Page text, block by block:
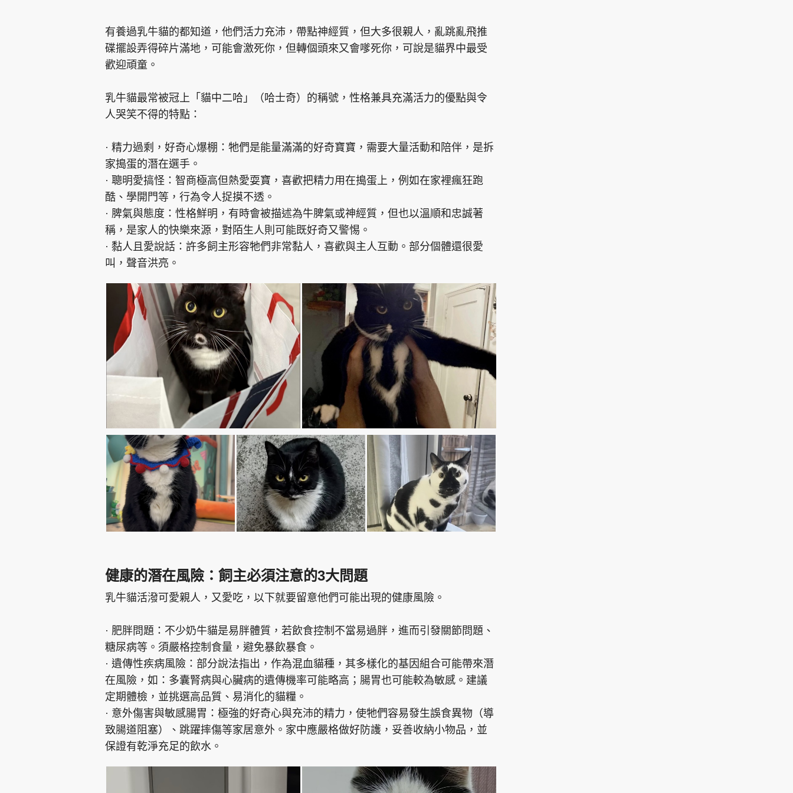
有養過乳牛貓的都知道，他們活力充沛，帶點神經質，但大多很親人，亂跳亂飛推
碟擺設弄得碎片滿地，可能會激死你，但轉個頭來又會嗲死你，可說是貓界中最受
歡迎頑童。
乳牛貓最常被冠上「貓中二哈」（哈士奇）的稱號，性格兼具充滿活力的優點與令
人哭笑不得的特點：
· 精力過剩，好奇心爆棚：牠們是能量滿滿的好奇寶寶，需要大量活動和陪伴，是拆
家搗蛋的潛在選手。
· 聰明愛搞怪：智商極高但熱愛耍寶，喜歡把精力用在搗蛋上，例如在家裡瘋狂跑
酷、學開門等，行為令人捉摸不透。
· 脾氣與態度：性格鮮明，有時會被描述為牛脾氣或神經質，但也以溫順和忠誠著
稱，是家人的快樂來源，對陌生人則可能既好奇又警惕。
· 黏人且愛說話：許多飼主形容牠們非常黏人，喜歡與主人互動。部分個體還很愛
叫，聲音洪亮。
健康的潛在風險：飼主必須注意的3大問題
乳牛貓活潑可愛親人，又愛吃，以下就要留意他們可能出現的健康風險。
· 肥胖問題：不少奶牛貓是易胖體質，若飲食控制不當易過胖，進而引發關節問題、
糖尿病等。須嚴格控制食量，避免暴飲暴食。
· 遺傳性疾病風險：部分說法指出，作為混血貓種，其多樣化的基因組合可能帶來潛
在風險，如：多囊腎病與心臟病的遺傳機率可能略高；腸胃也可能較為敏感。建議
定期體檢，並挑選高品質、易消化的貓糧。
· 意外傷害與敏感腸胃：極強的好奇心與充沛的精力，使牠們容易發生誤食異物（導
致腸道阻塞）、跳躍摔傷等家居意外。家中應嚴格做好防護，妥善收納小物品，並
保證有乾淨充足的飲水。